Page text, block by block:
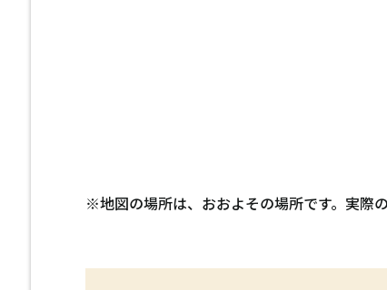
※地図の場所は、おおよその場所です。実際